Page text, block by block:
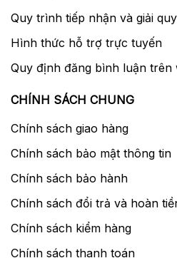
Quy trình tiếp nhận và giải
Hình thức hỗ trợ trực tuyến
Quy định đăng bình luận trên
CHÍNH SÁCH CHUNG
Chính sách giao hàng
Chính sách bảo mật thông tin
Chính sách bảo hành
Chính sách đổi trả và hoàn
Chính sách kiểm hàng
Chính sách thanh toán